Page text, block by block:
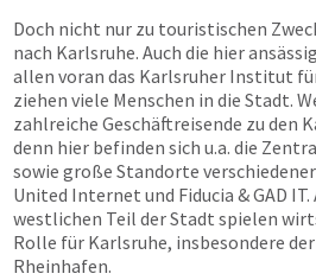
Doch nicht nur zu touristischen
nach Karlsruhe. Auch die hier
allen voran das Karlsruher Institut
ziehen viele Menschen in die Stadt.
zahlreiche Geschäftreisende zu den
denn hier befinden sich u.a. die
sowie große Standorte
United Internet und Fiducia & GAD
westlichen Teil der Stadt spielen
Rolle für Karlsruhe, insbesondere
Rheinhafen.